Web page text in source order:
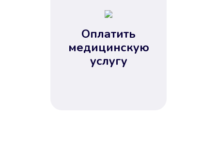
Оплатить
медицинскую
услугу